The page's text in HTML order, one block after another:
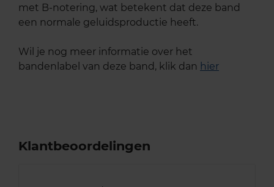
met B-notering, wat betekent dat deze band
een normale geluidsproductie heeft.
Wil je nog meer informatie over het
bandenlabel van deze band, klik dan hier
Klantbeoordelingen